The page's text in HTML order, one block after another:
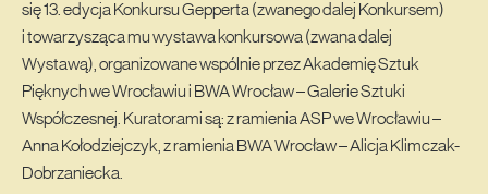
się 13. edycja Konkursu Gepperta (zwanego dalej Konkursem)
i towarzysząca mu wystawa konkursowa (zwana dalej
Wystawą), organizowane wspólnie przez Akademię Sztuk
Pięknych we Wrocławiu i BWA Wrocław – Galerie Sztuki
Współczesnej. Kuratorami są: z ramienia ASP we Wrocławiu –
Anna Kołodziejczyk, z ramienia BWA Wrocław – Alicja Klimczak-
Dobrzaniecka.